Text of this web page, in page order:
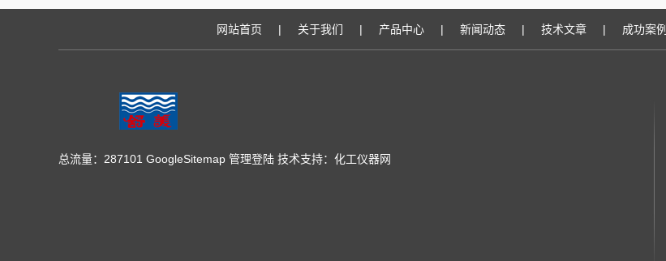
网站首页 | 关于我们 | 产品中心 | 新闻动态 | 技术文章 | 成功案例
总流量：287101 GoogleSitemap 管理登陆 技术支持： 化工仪器网